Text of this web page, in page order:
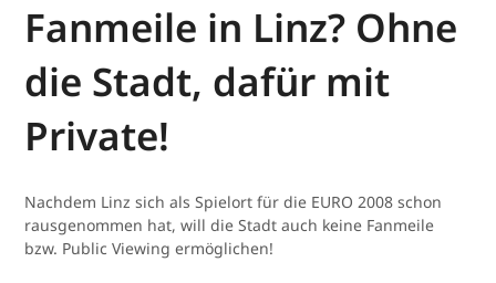
Fanmeile in Linz? Ohne
die Stadt, dafür mit
Private!
Nachdem Linz sich als Spielort für die EURO 2008 schon
rausgenommen hat, will die Stadt auch keine Fanmeile
bzw. Public Viewing ermöglichen!